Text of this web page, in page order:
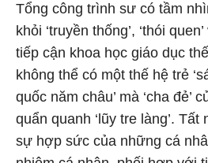
Tổng công trình sư có tầm
khỏi ‘truyền thống’, ‘thói
tiếp cận khoa học giáo dục
không thể có một thế hệ trẻ
quốc năm châu’ mà ‘cha đẻ’
quẩn quanh ‘lũy tre làng’.
sự hợp sức của những cá